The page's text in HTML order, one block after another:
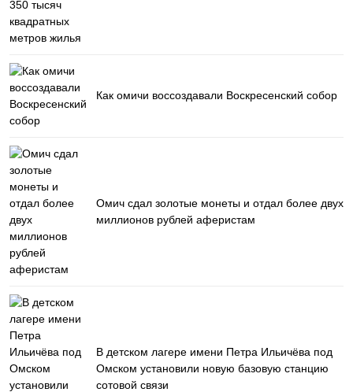
Как омичи воссоздавали Воскресенский собор
Омич сдал золотые монеты и отдал более двух
миллионов рублей аферистам
В детском лагере имени Петра Ильичёва под
Омском установили новую базовую станцию
сотовой связи